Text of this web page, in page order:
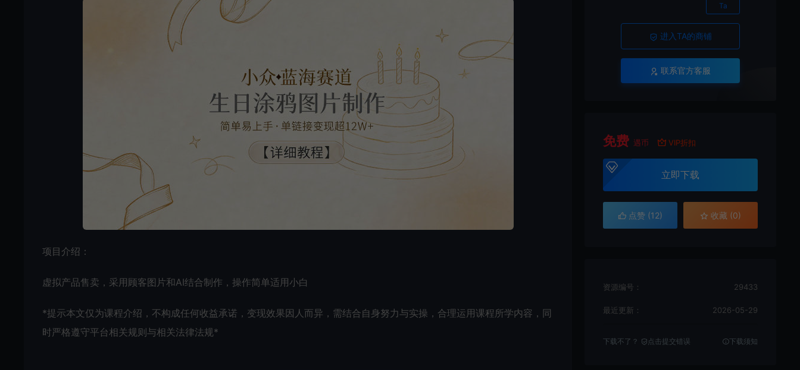
项目介绍：
虚拟产品售卖，采用顾客图片和AI结合制作，操作简单适用小白
*提示本文仅为课程介绍，不构成任何收益承诺，变现效果因人而异，需结合自身努力与实操，合理运用课程所学内容，同
时严格遵守平台相关规则与相关法律法规*
Ta
进入TA的商铺
联系官方客服
免费 遇币 VIP折扣
立即下载
点赞 (12) 收藏 (0)
资源编号： 29433
最近更新： 2026-05-29
下载不了？ 点击提交错误 下载须知